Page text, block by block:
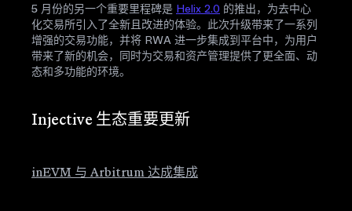
5 月份的另一个重要里程碑是 Helix 2.0 的推出，为去中心
化交易所引入了全新且改进的体验。此次升级带来了一系列
增强的交易功能，并将 RWA 进一步集成到平台中，为用户
带来了新的机会，同时为交易和资产管理提供了更全面、动
态和多功能的环境。
Injective 生态重要更新
inEVM 与 Arbitrum 达成集成